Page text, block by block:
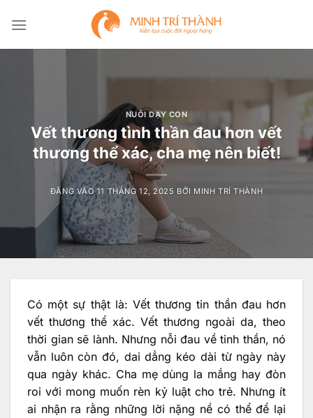
qua
NUÔI DẠY CON
Vết thương tình thần đau hơn vết
thương thể xác, cha mẹ nên biết!
ĐĂNG VÀO11 THÁNG 12, 2025 BỞI MINH TRÍ THÀNH
Có một sự thật là: Vết thương tin thần đau hơn
vết thương thể xác. Vết thương ngoài da, theo
thời gian sẽ lành. Nhưng nỗi đau về tinh thần, nó
vẫn luôn còn đó, dai dẳng kéo dài từ ngày này
qua ngày khác. Cha mẹ dùng la mắng hay đòn
roi với mong muốn rèn kỷ luật cho trẻ. Nhưng ít
ai nhận ra rằng những lời nặng nề có thể để lại